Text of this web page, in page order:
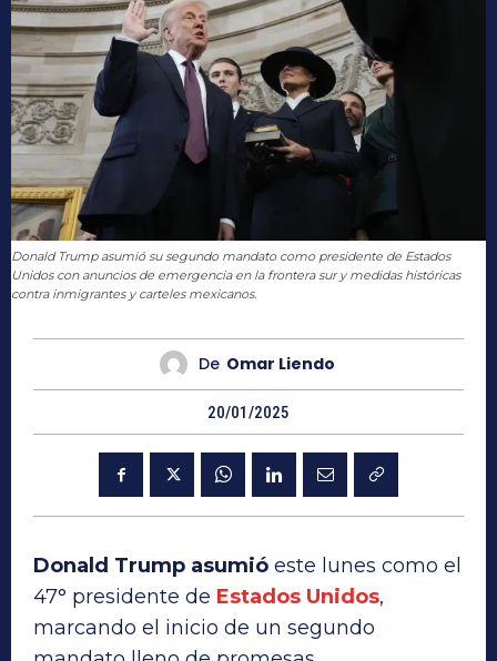
Donald Trump asumió su segundo mandato como presidente de Estados
Unidos con anuncios de emergencia en la frontera sur y medidas históricas
contra inmigrantes y carteles mexicanos.
De Omar Liendo
20/01/2025
Donald Trump asumió este lunes como el
47° presidente de Estados Unidos,
marcando el inicio de un segundo